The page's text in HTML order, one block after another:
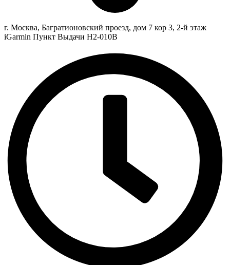
г. Москва, Багратионовский проезд, дом 7 кор 3, 2-й этаж
iGarmin Пункт Выдачи Н2-010В